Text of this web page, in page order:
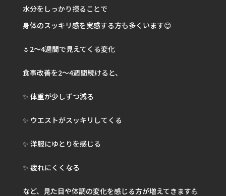
水分をしっかり摂ることで
身体のスッキリ感を実感する方も多くいます😊
🌷2〜4週間で見えてくる変化
食事改善を2〜4週間続けると、
✨ 体重が少しずつ減る
✨ ウエストがスッキリしてくる
✨ 洋服にゆとりを感じる
✨ 疲れにくくなる
など、見た目や体調の変化を感じる方が増えてきます💪